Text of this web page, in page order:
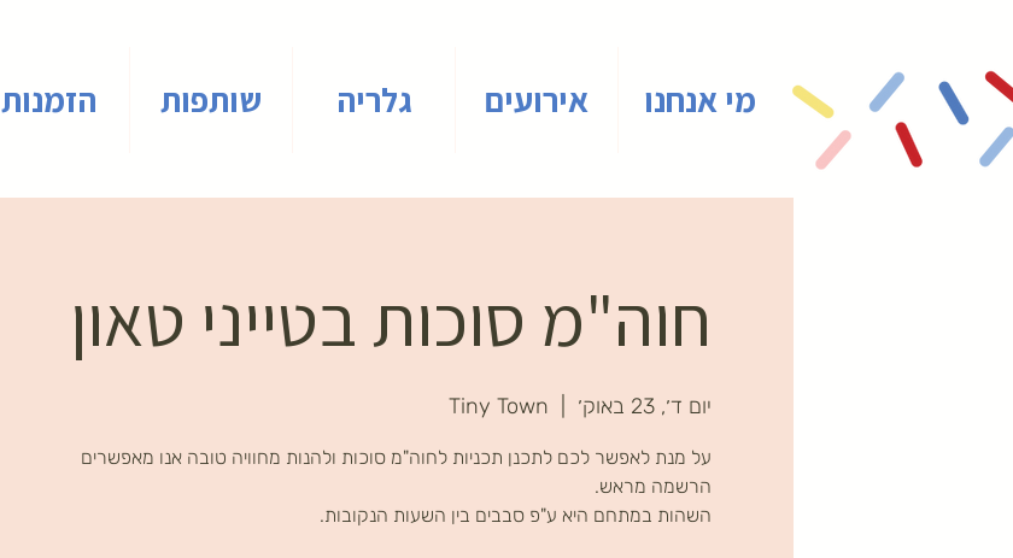
מי אנחנו אירועים גלריה שותפות הזמנות
חוה"מ סוכות בטייני טאון
יום ד׳, 23 באוק׳ Tiny Town
על מנת לאפשר לכם לתכנן תכניות לחוה"מ סוכות ולהנות מחוויה טובה אנו מאפשרים
השהות במתחם היא ע"פ סבבים בין השעות הנקובות.